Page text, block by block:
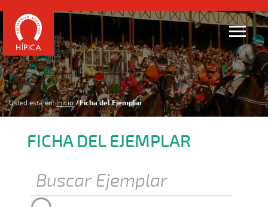
Usted está en: Inicio Ficha del Ejemplar
FICHA DEL EJEMPLAR